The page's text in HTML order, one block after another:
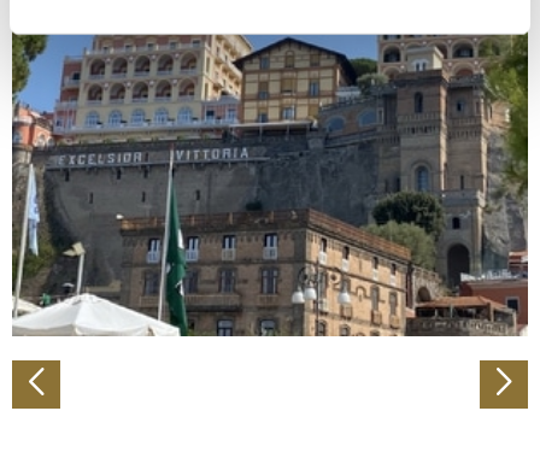
bestimmten Merkmalen (Fingerprinting) identifizieren
Erfahren Sie mehr darüber, wie Ihre persönlichen Daten
verarbeitet werden, und legen Sie Ihre Präferenzen im
Abschnitt Einzelheitenfest.
Wir verwenden Cookies, um Inhalte und Anzeigen zu
personalisieren, Funktionen für soziale Medien anbieten
zu können und die Zugriffe auf unsere Website zu
analysieren. Außerdem geben wir Informationen zu Ihrer
Verwendung unserer Website an unsere Partner für
Partner führen diese Informationen möglicherweise mit
weiteren Daten zusammen, die Sie ihnen bereitgestellt